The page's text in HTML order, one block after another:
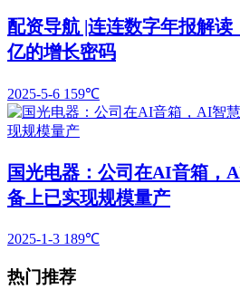
配资导航 |连连数字年报解读
亿的增长密码
2025-5-6 159℃
国光电器：公司在AI音箱，
备上已实现规模量产
2025-1-3 189℃
热门推荐